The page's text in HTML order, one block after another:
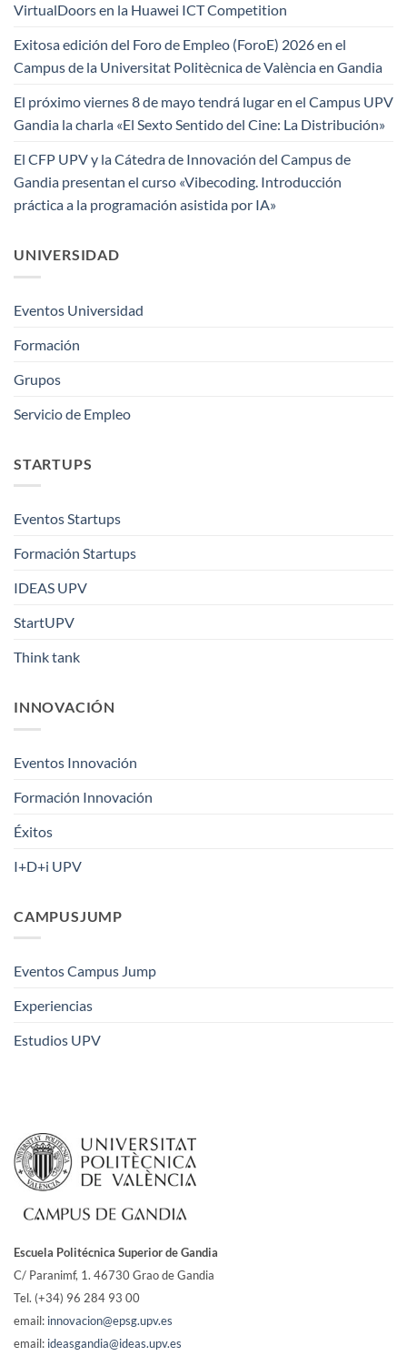
VirtualDoors en la Huawei ICT Competition
Exitosa edición del Foro de Empleo (ForoE) 2026 en el
Campus de la Universitat Politècnica de València en Gandia
El próximo viernes 8 de mayo tendrá lugar en el Campus UPV
Gandia la charla «El Sexto Sentido del Cine: La Distribución»
El CFP UPV y la Cátedra de Innovación del Campus de
Gandia presentan el curso «Vibecoding. Introducción
práctica a la programación asistida por IA»
UNIVERSIDAD
Eventos Universidad
Formación
Grupos
Servicio de Empleo
STARTUPS
Eventos Startups
Formación Startups
IDEAS UPV
StartUPV
Think tank
INNOVACIÓN
Eventos Innovación
Formación Innovación
Éxitos
I+D+i UPV
CAMPUSJUMP
Eventos Campus Jump
Experiencias
Estudios UPV
Escuela Politécnica Superior de Gandia
C/ Paranimf, 1. 46730 Grao de Gandia
Tel. (+34) 96 284 93 00
email: innovacion@epsg.upv.es
email: ideasgandia@ideas.upv.es